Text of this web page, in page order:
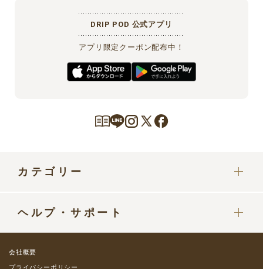
DRIP POD 公式アプリ
アプリ限定クーポン配布中！
カテゴリー
部品・パーツ
ヘルプ・サポート
会社概要
プライバシーポリシー